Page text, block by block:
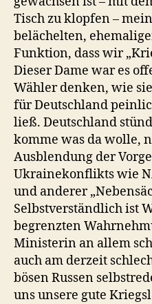
Tisch zu klopfen –
belächelten,
Funktion, dass wir
Dieser Dame war es
Wähler denken, wie
für Deutschland
ließ. Deutschland
komme was da wolle,
Ausblendung der
Ukrainekonflikts wie
und anderer
Selbstverständlich ist
begrenzten
Ministerin an allem
auch am derzeit
bösen Russen
uns unsere gute